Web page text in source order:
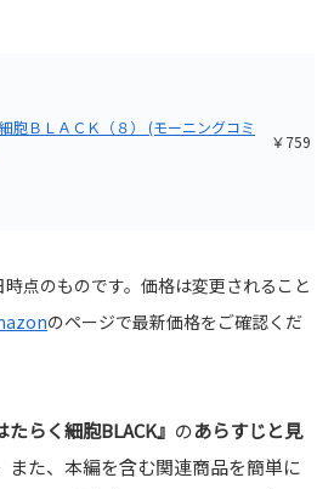
胞ＢＬＡＣＫ（８） (モーニングコミ
￥759
点のものです。価格は変更されること
のページで最新価格をご確認くだ
たらく細胞BLACK』 のあらすじと見
また、本編を含む関連商品を簡単に